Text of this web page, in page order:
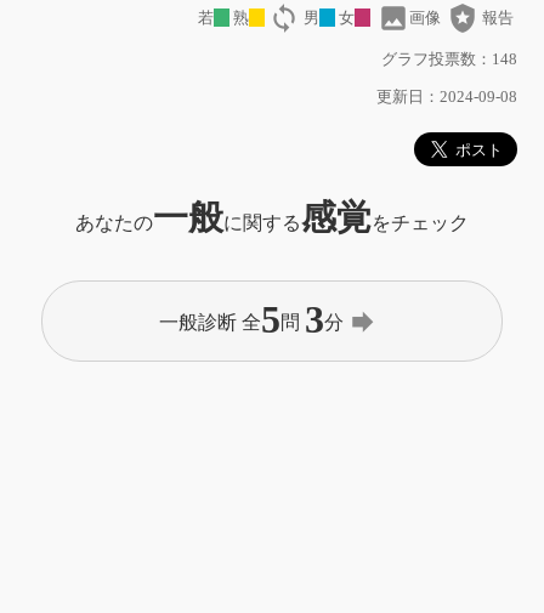
若 熟 loop 男 女 image 画像 local_police 報告
グラフ投票数：148
更新日：2024-09-08
あなたの一般に関する感覚をチェック
一般診断 全5問 3分 forward